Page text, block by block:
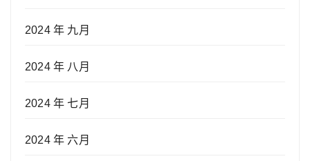
2024 年 九月
2024 年 八月
2024 年 七月
2024 年 六月